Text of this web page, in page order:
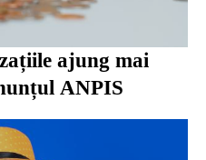
ajung mai
ANPIS